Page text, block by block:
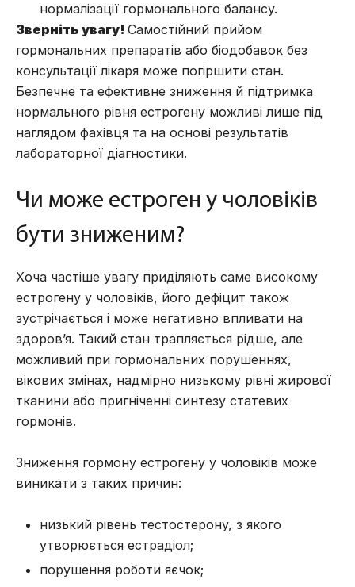
нормалізації гормонального балансу.
Зверніть увагу! Самостійний прийом
гормональних препаратів або біодобавок без
консультації лікаря може погіршити стан.
Безпечне та ефективне зниження й підтримка
нормального рівня естрогену можливі лише під
наглядом фахівця та на основі результатів
лабораторної діагностики.
Чи може естроген у чоловіків
бути зниженим?
Хоча частіше увагу приділяють саме високому
естрогену у чоловіків, його дефіцит також
зустрічається і може негативно впливати на
здоров’я. Такий стан трапляється рідше, але
можливий при гормональних порушеннях,
вікових змінах, надмірно низькому рівні жирової
тканини або пригніченні синтезу статевих
гормонів.
Зниження гормону естрогену у чоловіків може
виникати з таких причин:
низький рівень тестостерону, з якого
утворюється естрадіол;
порушення роботи яєчок;